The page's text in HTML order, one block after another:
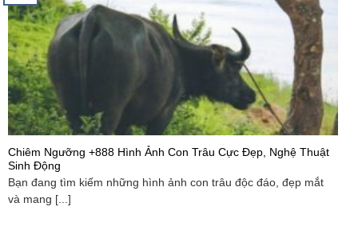
Chiêm Ngưỡng +888 Hình Ảnh Con Trâu Cực Đẹp, Nghệ Thuật
Sinh Động
Bạn đang tìm kiếm những hình ảnh con trâu độc đáo, đẹp mắt
và mang [...]